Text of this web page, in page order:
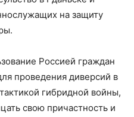
на защиту
Россией граждан
проведения диверсий в
гибридной войны,
свою причастность и